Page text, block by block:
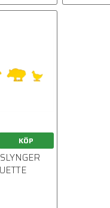
KÖP